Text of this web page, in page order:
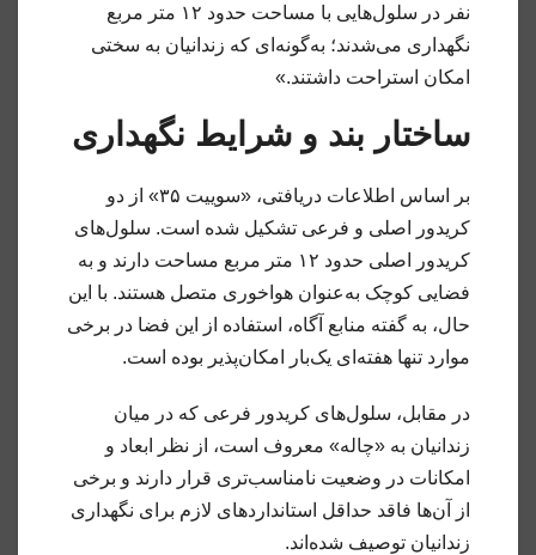
نفر در سلول‌هایی با مساحت حدود ۱۲ متر مربع
نگهداری می‌شدند؛ به‌گونه‌ای که زندانیان به سختی
امکان استراحت داشتند.»
ساختار بند و شرایط نگهداری
بر اساس اطلاعات دریافتی، «سوییت ۳۵» از دو
کریدور اصلی و فرعی تشکیل شده است. سلول‌های
کریدور اصلی حدود ۱۲ متر مربع مساحت دارند و به
فضایی کوچک به‌عنوان هواخوری متصل هستند. با این
حال، به گفته منابع آگاه، استفاده از این فضا در برخی
موارد تنها هفته‌ای یک‌بار امکان‌پذیر بوده است.
در مقابل، سلول‌های کریدور فرعی که در میان
زندانیان به «چاله» معروف است، از نظر ابعاد و
امکانات در وضعیت نامناسب‌تری قرار دارند و برخی
از آن‌ها فاقد حداقل استانداردهای لازم برای نگهداری
زندانیان توصیف شده‌اند.